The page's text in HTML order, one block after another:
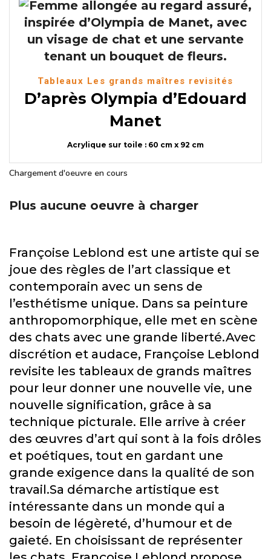
Tableaux Les grands maîtres revisités
D’après Olympia d’Edouard
Manet
Acrylique sur toile : 60 cm x 92 cm
Chargement d'oeuvre en cours
Plus aucune oeuvre à charger
Françoise Leblond est une artiste qui se
joue des règles de l’art classique et
contemporain avec un sens de
l’esthétisme unique. Dans sa peinture
anthropomorphique, elle met en scène
des chats avec une grande liberté.Avec
discrétion et audace, Françoise Leblond
revisite les tableaux de grands maîtres
pour leur donner une nouvelle vie, une
nouvelle signification, grâce à sa
technique picturale. Elle arrive à créer
des œuvres d’art qui sont à la fois drôles
et poétiques, tout en gardant une
grande exigence dans la qualité de son
travail.Sa démarche artistique est
intéressante dans un monde qui a
besoin de légèreté, d’humour et de
gaieté. En choisissant de représenter